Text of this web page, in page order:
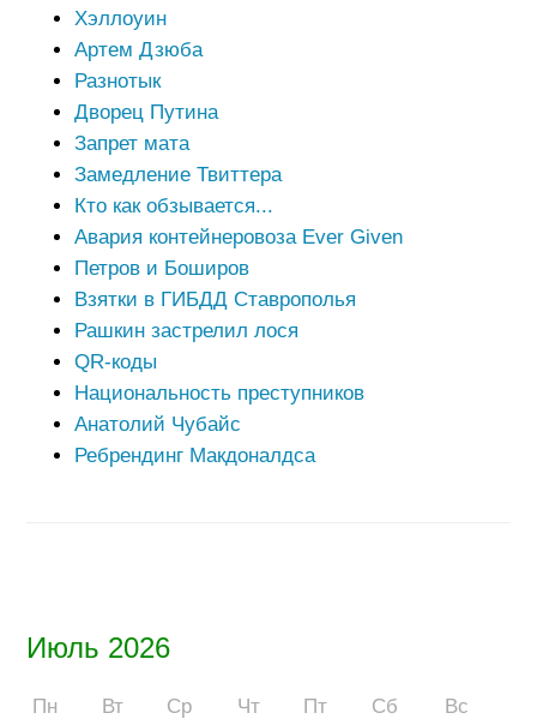
Июль 2026
Пн Вт Ср Чт Пт Сб
Вс
Хэллоуин
Артем Дзюба
Разнотык
Дворец Путина
Запрет мата
Замедление Твиттера
Кто как обзывается...
Авария контейнеровоза Ever Given
Петров и Боширов
Взятки в ГИБДД Ставрополья
Рашкин застрелил лося
QR-коды
Национальность преступников
Анатолий Чубайс
Ребрендинг Макдоналдса